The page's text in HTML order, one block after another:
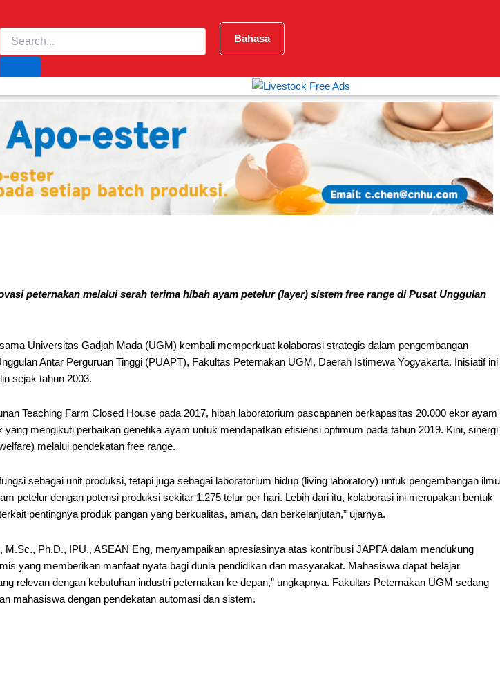
Bahasa
peternakan melalui serah terima hibah ayam petelur (layer) sistem free range di Pusat Unggulan
Universitas Gadjah Mada (UGM) kembali memperkuat kolaborasi strategis dalam pengembangan
Antar Perguruan Tinggi (PUAPT), Fakultas Peternakan UGM, Daerah Istimewa Yogyakarta. Inisiatif ini
sejak tahun 2003.
Teaching Farm Closed House pada 2017, hibah laboratorium pascapanen berkapasitas 20.000 ekor ayam
mengikuti perbaikan genetika ayam untuk mendapatkan efisiensi optimum pada tahun 2019. Kini, sinergi
melalui pendekatan free range.
sebagai unit produksi, tetapi juga sebagai laboratorium hidup (living laboratory) untuk pengembangan ilmu
petelur dengan potensi produksi sekitar 1.275 telur per hari. Lebih dari itu, kolaborasi ini merupakan bentuk
pentingnya produk pangan yang berkualitas, aman, dan berkelanjutan,” ujarnya.
Ph.D., IPU., ASEAN Eng, menyampaikan apresiasinya atas kontribusi JAPFA dalam mendukung
yang memberikan manfaat nyata bagi dunia pendidikan dan masyarakat. Mahasiswa dapat belajar
relevan dengan kebutuhan industri peternakan ke depan,” ungkapnya. Fakultas Peternakan UGM sedang
mahasiswa dengan pendekatan automasi dan sistem.